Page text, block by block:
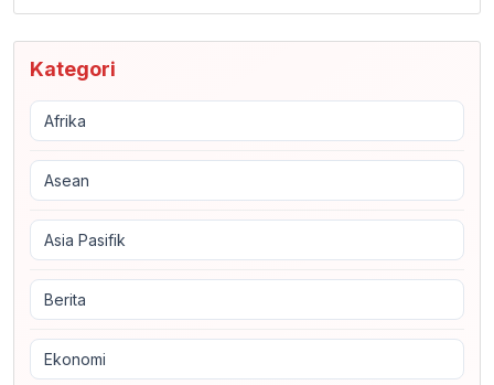
Kategori
Afrika
Asean
Asia Pasifik
Berita
Ekonomi